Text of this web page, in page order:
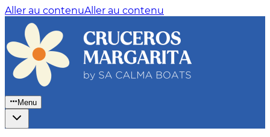
Aller au contenuAller au contenu
Menu